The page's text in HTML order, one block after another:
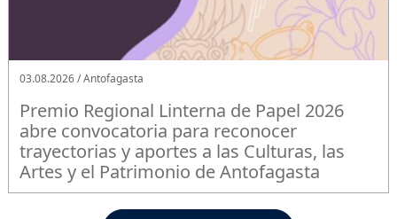
03.08.2026 / Antofagasta
Premio Regional Linterna de Papel 2026
abre convocatoria para reconocer
trayectorias y aportes a las Culturas, las
Artes y el Patrimonio de Antofagasta